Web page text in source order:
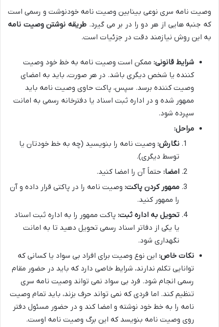
وصیت نامه سری نوعی بینابین وصیت نامه خودنوشت و رسمی است
که جنبه هایی از هر دو را در بر می گیرد. طریقه نوشتن وصیت نامه
به این روش نیازمند دقت در جزئیات است.
شرایط قانونی: ممکن است وصیت نامه به خط خود وصیت
کننده یا شخص دیگری باشد. در هر صورت، باید به امضای
وصیت کننده برسد. سپس، پاکت حاوی وصیت نامه باید
ممهور شده و در اداره ثبت اسناد یا دفترخانه رسمی به امانت
سپرده شود.
مراحل:
نگارش: وصیت نامه را بنویسید (چه به خط خودتان یا
توسط دیگری).
امضا: حتماً آن را امضا کنید.
ممهور کردن پاکت: وصیت نامه را در پاکتی قرار داده و آن
را ممهور کنید.
تحویل به اداره ثبت: پاکت ممهور را به اداره ثبت اسناد
یا یکی از دفاتر اسناد رسمی تحویل دهید تا به امانت
نگهداری شود.
نکات خاص: این نوع وصیت برای افراد بی سواد یا کسانی که
توانایی تکلم ندارند، شرایط خاصی دارد که باید در حضور مقام
رسمی انجام شود. فرد بی سواد نمی تواند وصیت نامه سری
تنظیم کند. اما فردی که نمی تواند حرف بزند، باید تمام وصیت
نامه را به خط خود نوشته و امضا کند و در حضور مسئول دفتر
روی وصیت نامه بنویسد که این برگ وصیت نامه اوست.